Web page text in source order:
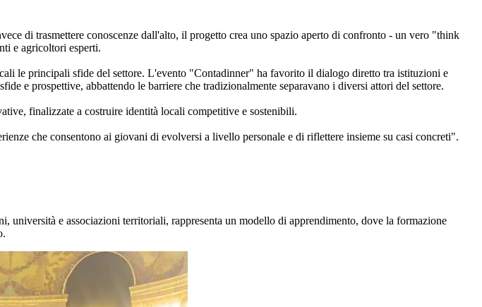
di trasmettere conoscenze dall'alto, il progetto crea uno spazio aperto di confronto - un vero "think
e agricoltori esperti.
le principali sfide del settore. L'evento "Contadinner" ha favorito il dialogo diretto tra istituzioni e
e prospettive, abbattendo le barriere che tradizionalmente separavano i diversi attori del settore.
finalizzate a costruire identità locali competitive e sostenibili.
che consentono ai giovani di evolversi a livello personale e di riflettere insieme su casi concreti".
e associazioni territoriali, rappresenta un modello di apprendimento, dove la formazione